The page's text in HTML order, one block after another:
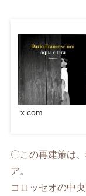
x.com
〇この再建策は
ア。
コロッセオの中